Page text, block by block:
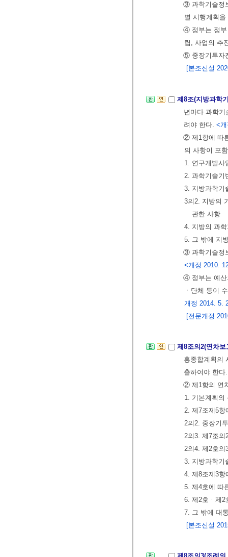
③ 과학기술정
별 시행계획
④ 정부는 정부
립, 사업의 추
⑤ 중장기투자
[본조신설
제8조(지방과학
년마다 과학기
려야 한다. <
② 제1항에 따
의 사항이 포
1. 연구개발사
2. 과학기술기
3. 지방과학기
3의2. 지방의
관한 사항
4. 지방의 과
5. 그 밖에 지
③ 과학기술정
<개정 2010.
④ 정부는 예산
ㆍ단체 등이
개정 2014. 5.
[전문개정
제8조의2(연차
흥종합계획의
출하여야 한
② 제1항의 연
1. 기본계획의
2. 제7조제5
2의2. 중장기
2의3. 제7조의
2의4. 제2호
3. 지방과학기
4. 제8조제3항
5. 제4호에 따
6. 제2호ㆍ제2
7. 그 밖에 대
[본조신설